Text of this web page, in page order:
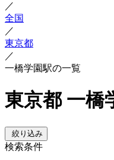
／
全国
／
東京都
／
一橋学園駅の一覧
東京都 一橋
絞り込み
検索条件